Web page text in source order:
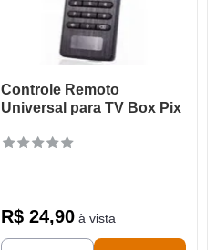
Controle Remoto
Universal para TV Box Pix
R$ 24,90à vista